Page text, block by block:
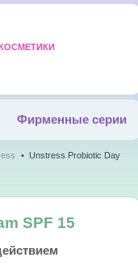
Фирменные серии
Unstress Probiotic Day
SPF 15